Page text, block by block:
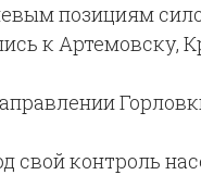
позициям
к Артемовску,
свой контроль